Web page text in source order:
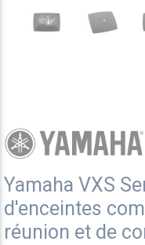
Yamaha VXS
d'enceintes
réunion et de